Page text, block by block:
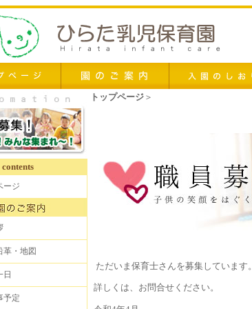
contents
ージ
革・地図
日
予定
トップページ＞
ただいま保育士さんを募集しています。
詳しくは、お問合せください。